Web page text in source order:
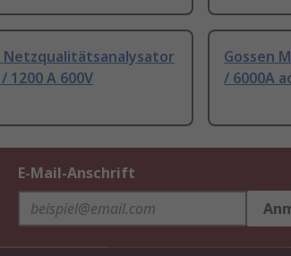
Netzqualitätsanalysator
1200 A 600V
Gossen
/ 6000A
E-Mail-Anschrift